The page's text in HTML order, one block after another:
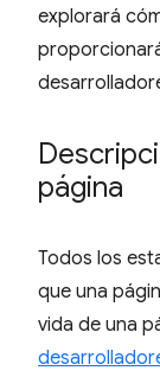
explorará
página
Todos los
que una
vida de una